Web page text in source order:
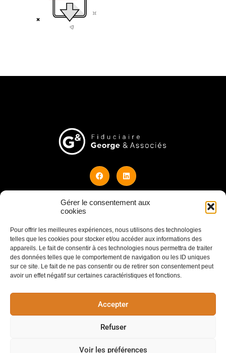
Gérer le consentement aux
cookies
Pour offrir les meilleures expériences, nous utilisons des technologies
telles que les cookies pour stocker et/ou accéder aux informations des
appareils. Le fait de consentir à ces technologies nous permettra de traiter
des données telles que le comportement de navigation ou les ID uniques
sur ce site. Le fait de ne pas consentir ou de retirer son consentement peut
avoir un effet négatif sur certaines caractéristiques et fonctions.
Accepter
Refuser
Voir les préférences
© 2026 Design by Julien Watelet
COORDONNÉES
Rue du Marché 22 à 4500 Huy
0032 (0)85/61 33 35
info@fiduciaire-george.be